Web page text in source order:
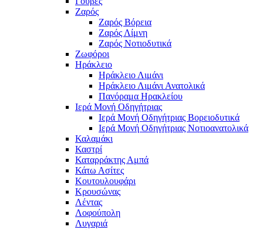
Ζαρός
Ζαρός Βόρεια
Ζαρός Λίμνη
Ζαρός Νοτιοδυτικά
Ζωφόροι
Ηράκλειο
Ηράκλειο Λιμάνι
Ηράκλειο Λιμάνι Ανατολικά
Πανόραμα Ηρακλείου
Ιερά Μονή Οδηγήτριας
Ιερά Μονή Οδηγήτριας Βορειοδυτικά
Ιερά Μονή Οδηγήτριας Νοτιοανατολικά
Καλαμάκι
Καστρί
Καταρράκτης Αμπά
Κάτω Ασίτες
Κουτουλουφάρι
Κρουσώνας
Λέντας
Λοφούπολη
Λυγαριά